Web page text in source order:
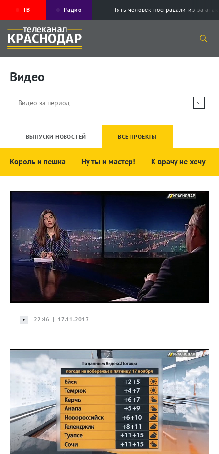
ТВ Радио Пять человек пострадали из-за
Видео
ВЫПУСКИ НОВОСТЕЙ ВСЕ ПРОЕКТЫ
Король и пешка Ну ты и мастер! К врачу не хочу
22:46 | 17.11.2017